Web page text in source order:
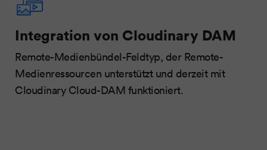
Integration von Cloudinary DAM
Remote-Medienbündel-Feldtyp, der Remote-
Medienressourcen unterstützt und derzeit mit
Cloudinary Cloud-DAM funktioniert.